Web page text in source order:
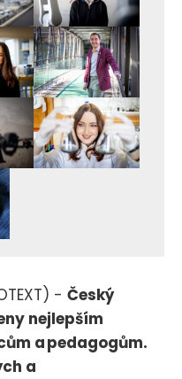
- Český
nejlepším
a pedagogům.
a